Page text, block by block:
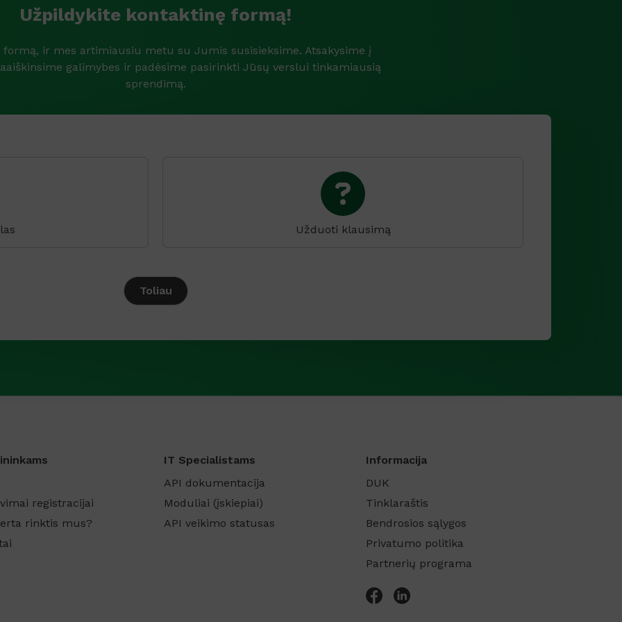
Užpildykite kontaktinę formą!
formą, ir mes artimiausiu metu su Jumis susisieksime. Atsakysime į
galimybes ir padėsime pasirinkti Jūsų verslui tinkamiausią
sprendimą.
Užduoti klausimą
Toliau
registracijai
rinktis mus?
IT Specialistams
API dokumentacija
Moduliai (įskiepiai)
API veikimo statusas
Informacija
DUK
Tinklaraštis
Bendrosios sąlygos
Privatumo politika
Partnerių programa